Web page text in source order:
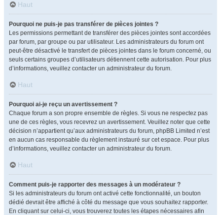
Haut
Pourquoi ne puis-je pas transférer de pièces jointes ?
Les permissions permettant de transférer des pièces jointes sont accordées
par forum, par groupe ou par utilisateur. Les administrateurs du forum ont
peut-être désactivé le transfert de pièces jointes dans le forum concerné, ou
seuls certains groupes d’utilisateurs détiennent cette autorisation. Pour plus
d’informations, veuillez contacter un administrateur du forum.
Haut
Pourquoi ai-je reçu un avertissement ?
Chaque forum a son propre ensemble de règles. Si vous ne respectez pas
une de ces règles, vous recevrez un avertissement. Veuillez noter que cette
décision n’appartient qu’aux administrateurs du forum, phpBB Limited n’est
en aucun cas responsable du règlement instauré sur cet espace. Pour plus
d’informations, veuillez contacter un administrateur du forum.
Haut
Comment puis-je rapporter des messages à un modérateur ?
Si les administrateurs du forum ont activé cette fonctionnalité, un bouton
dédié devrait être affiché à côté du message que vous souhaitez rapporter.
En cliquant sur celui-ci, vous trouverez toutes les étapes nécessaires afin